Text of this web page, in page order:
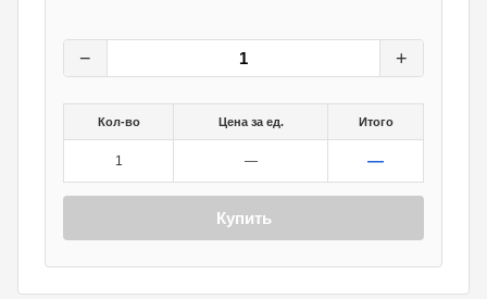
− +
Кол-во Цена за ед. Итого
1 — —
Купить